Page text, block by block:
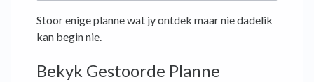
Stoor enige planne wat jy ontdek maar nie dadelik
kan begin nie.
Bekyk Gestoorde Planne